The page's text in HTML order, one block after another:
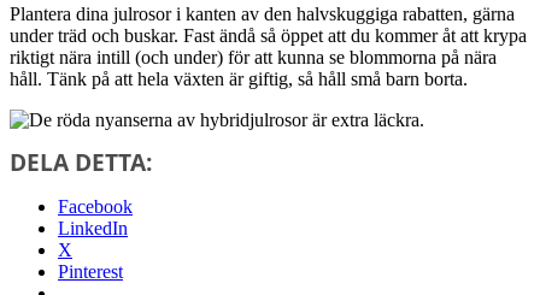
Plantera dina julrosor i kanten av den halvskuggiga rabatten, gärna
under träd och buskar. Fast ändå så öppet att du kommer åt att krypa
riktigt nära intill (och under) för att kunna se blommorna på nära
håll. Tänk på att hela växten är giftig, så håll små barn borta.
DELA DETTA:
Facebook
LinkedIn
X
Pinterest